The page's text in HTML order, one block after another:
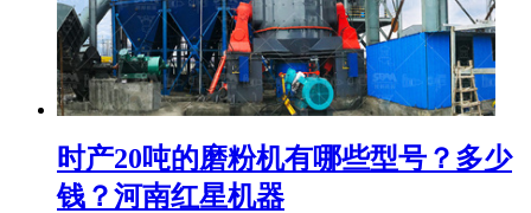
时产20吨的磨粉机有哪些型号？多少
钱？河南红星机器